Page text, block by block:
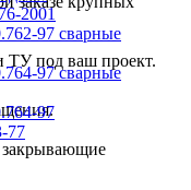
под ваш проект.
закрывающие
2001
97 сварные
97 сварные
97
77